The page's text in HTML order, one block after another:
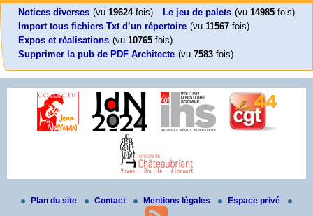
Emmanuel (…)
un (…)
Notices diverses (vu 19624fois) Le jeu de palets (vu 14985 fois)
Import tous fichiers Txt d’un répertoire (vu 11567 fois)
Expos et réalisations (vu 10765 fois)
Supprimer la pub de PDF Architecte (vu 7583 fois)
Plan du site Contact Mentions légales Espace privé